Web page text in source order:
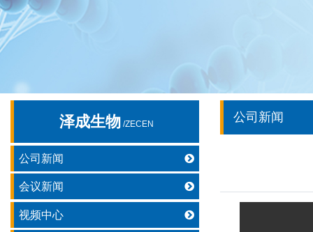
泽成生物 /ZECEN
公司新闻
会议新闻
视频中心
公司新闻